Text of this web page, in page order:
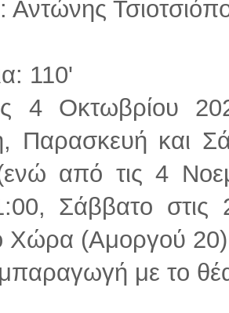
Αντώνης
110'
4 Οκτωβρίου
Παρασκευή και
από τις 4
Σάββατο
Χώρα (Αμοργού
με το